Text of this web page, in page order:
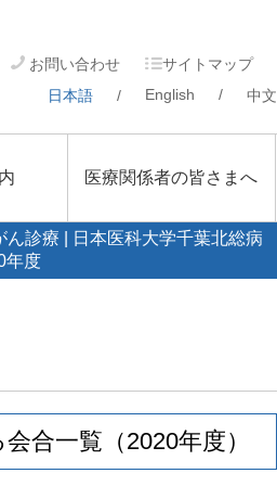
お問い合わせ
サイトマップ
日本語
/ English / 中文
医療関係者の皆さまへ
ん診療 | 日本医科大学千葉北総病
年度
合一覧（2020年度）